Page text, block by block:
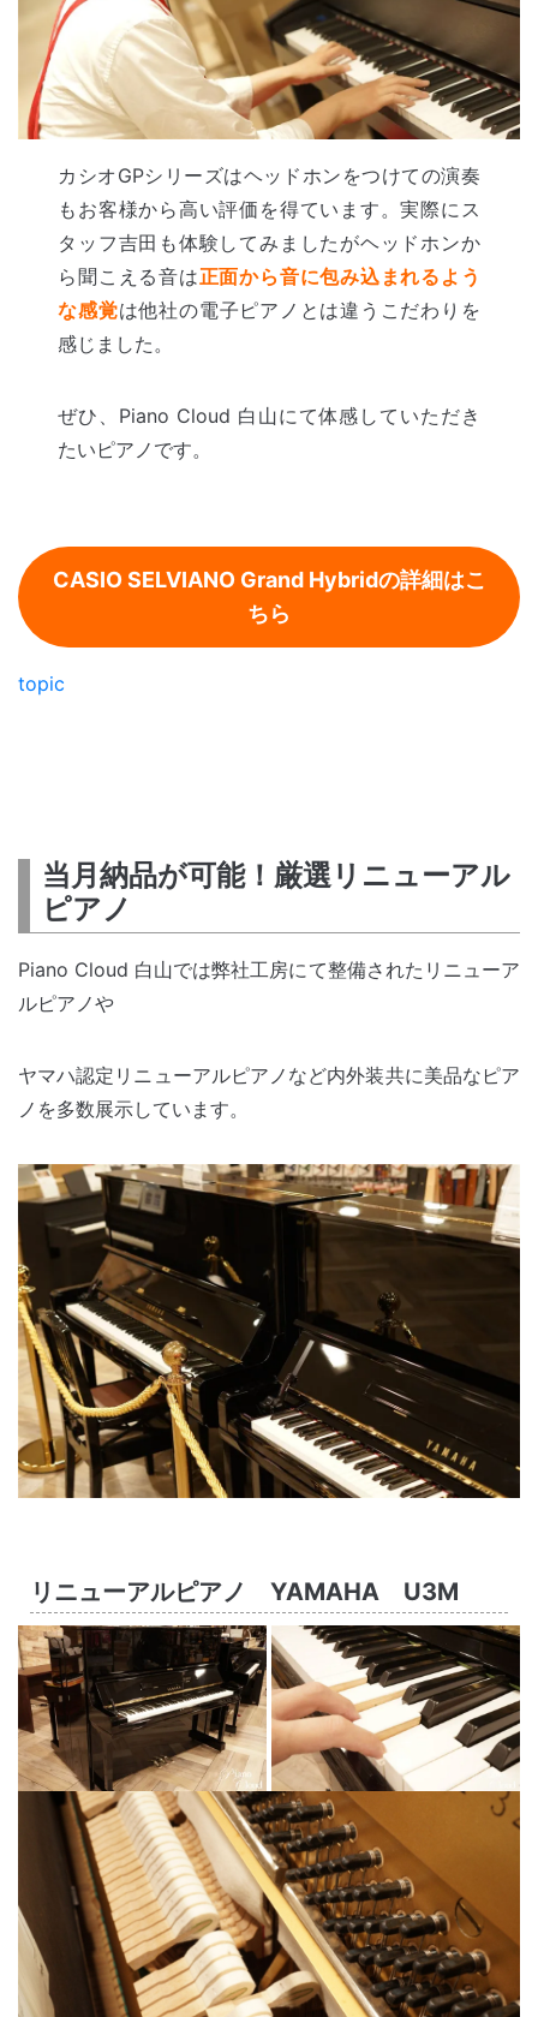
カシオGPシリーズはヘッドホンをつけての演奏
もお客様から高い評価を得ています。実際にス
タッフ吉田も体験してみましたがヘッドホンか
ら聞こえる音は正面から音に包み込まれるよう
な感覚は他社の電子ピアノとは違うこだわりを
感じました。
ぜひ、Piano Cloud 白山にて体感していただき
たいピアノです。
CASIO SELVIANO Grand Hybridの詳細はこ
ちら
topic
当月納品が可能！厳選リニューアル
ピアノ
Piano Cloud 白山では弊社工房にて整備されたリニューア
ルピアノや
ヤマハ認定リニューアルピアノなど内外装共に美品なピア
ノを多数展示しています。
リニューアルピアノ YAMAHA U3M